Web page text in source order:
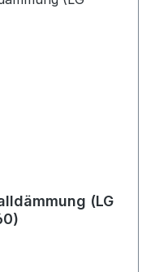
(LG
SG 60)